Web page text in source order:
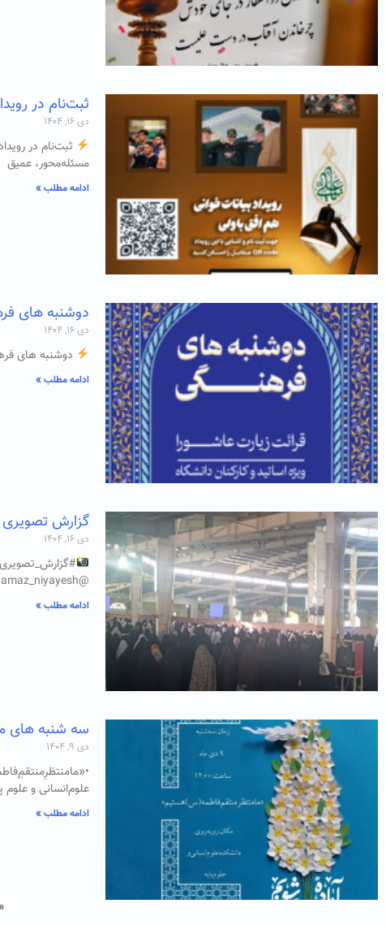
ثبت‌نام در
دی ۱۶, ۱۴۰۴
ثبت‌نام در
مسئله‌محور، عمیق
ادامه مطلب »
دوشنبه های فرهنگی
دی ۱۶, ۱۴۰۴
دوشنبه های
ادامه مطلب »
گزارش تصویری
دی ۱۶, ۱۴۰۴
#گزارش_تصویری
@kanon_namaz_niyayesh
ادامه مطلب »
سه شنبه های
دی ۹, ۱۴۰۴
علوم‌انسانی و علوم
ادامه مطلب »